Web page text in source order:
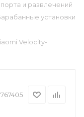
и развлечений
установки
Velocity-